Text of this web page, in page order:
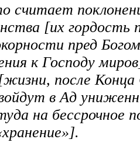
считает
[их гордость
пред
к Господу
после
в Ад
на бессрочное